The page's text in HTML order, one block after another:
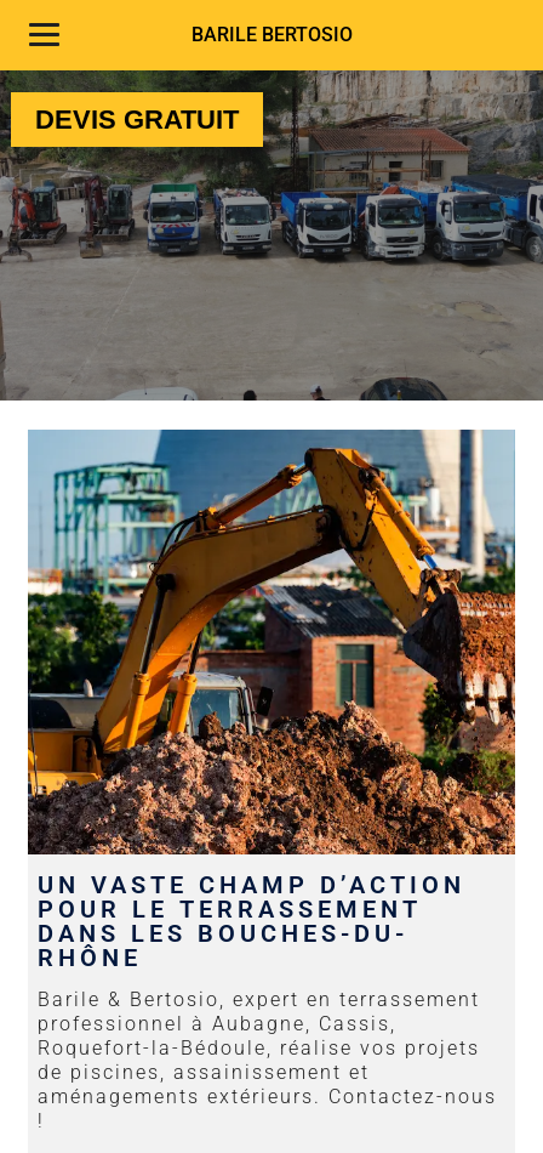
BARILE BERTOSIO
ASSAINISSEMENT AUBAGNE
DEVIS GRATUIT
UN VASTE CHAMP D’ACTION
POUR LE TERRASSEMENT
DANS LES BOUCHES-DU-
RHÔNE
Barile & Bertosio, expert en terrassement
professionnel à Aubagne, Cassis,
Roquefort-la-Bédoule, réalise vos projets
de piscines, assainissement et
aménagements extérieurs. Contactez-nous
!